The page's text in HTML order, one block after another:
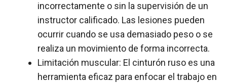
incorrectamente o sin la supervisión de un
instructor calificado. Las lesiones pueden
ocurrir cuando se usa demasiado peso o se
realiza un movimiento de forma incorrecta.
Limitación muscular: El cinturón ruso es una
herramienta eficaz para enfocar el trabajo en